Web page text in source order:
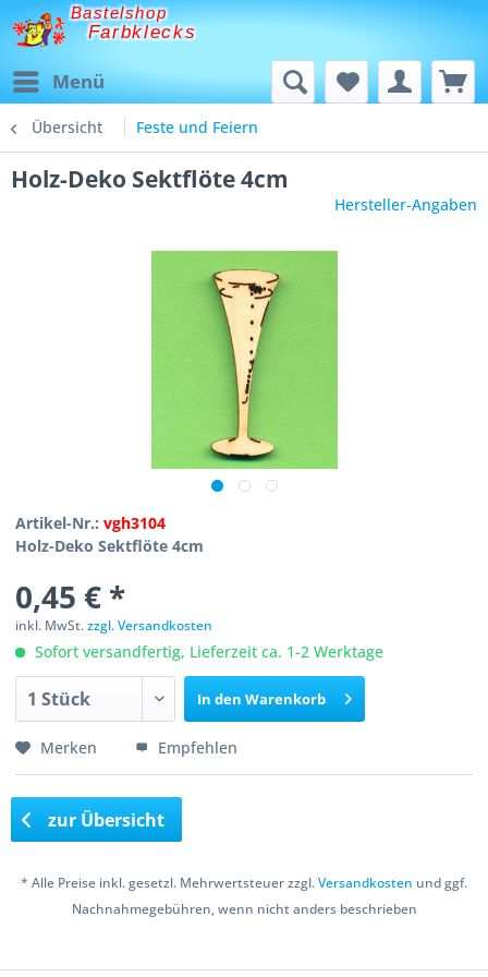
Bastelshop
Farbklecks
Menü
Übersicht Feste und Feiern
Holz-Deko Sektflöte 4cm
Hersteller-Angaben
Artikel-Nr.:vgh3104
Holz-Deko Sektflöte 4cm
0,45 € *
inkl. MwSt.zzgl. Versandkosten
Sofort versandfertig, Lieferzeit ca. 1-2 Werktage
In den Warenkorb
Merken Empfehlen
zur Übersicht
* Alle Preise inkl. gesetzl. Mehrwertsteuer zzgl.Versandkosten und ggf.
Nachnahmegebühren, wenn nicht anders beschrieben